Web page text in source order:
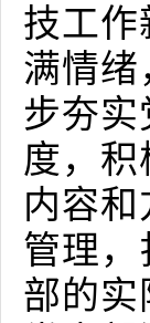
技工作
满情绪
步夯
度，
内容
管理，
部的实